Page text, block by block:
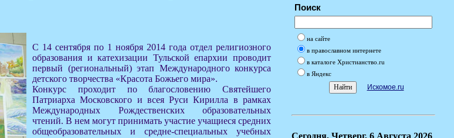
С 14 сентября по 1 ноября 2014 года отдел религиозного
образования и катехизации Тульской епархии проводит
первый (региональный) этап Международного конкурса
детского творчества «Красота Божьего мира».
Конкурс проходит по благословению Святейшего
Патриарха Московского и всея Руси Кирилла в рамках
Международных Рождественских образовательных
чтений. В нем могут принимать участие учащиеся средних
общеобразовательных и средне-специальных учебных
Поиск
на сайте
в православном интернете
в каталоге Христианство.ru
в Яндекс
Искомое.ru
Сегодня, Четверг, 6 Августа 2026